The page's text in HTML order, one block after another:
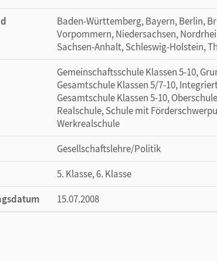
Baden-Württemberg, Bayern, Berlin,
Vorpommern, Niedersachsen,
Sachsen-Anhalt, Schleswig-Holstein,
Gemeinschaftsschule Klassen 5-10,
Gesamtschule Klassen 5/7-10,
Gesamtschule Klassen 5-10,
Realschule, Schule mit
Werkrealschule
Gesellschaftslehre/Politik
5. Klasse, 6. Klasse
15.07.2008